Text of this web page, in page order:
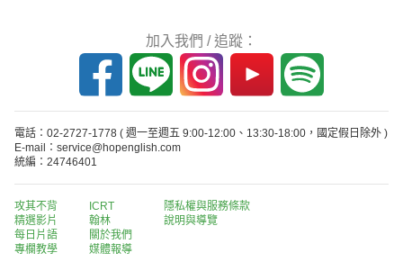
加入我們 / 追蹤：
電話：02-2727-1778 ( 週一至週五 9:00-12:00、13:30-18:00，國定假日除外 )
E-mail：service@hopenglish.com
統編：24746401
攻其不背
精選影片
每日片語
專欄教學
ICRT
翰林
關於我們
媒體報導
隱私權與服務條款
說明與導覽